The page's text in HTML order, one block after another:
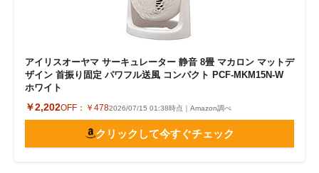
アイリスオーヤマ サーキュレーター 静音 8畳 マカロン マットデ
ザイン 首振り固定 パワフル送風 コンパクト PCF-MKM15N-W
ホワイト
￥2,202OFF： ￥4782026/07/15 01:38時点｜Amazon調べ
クリックして今すぐチェック